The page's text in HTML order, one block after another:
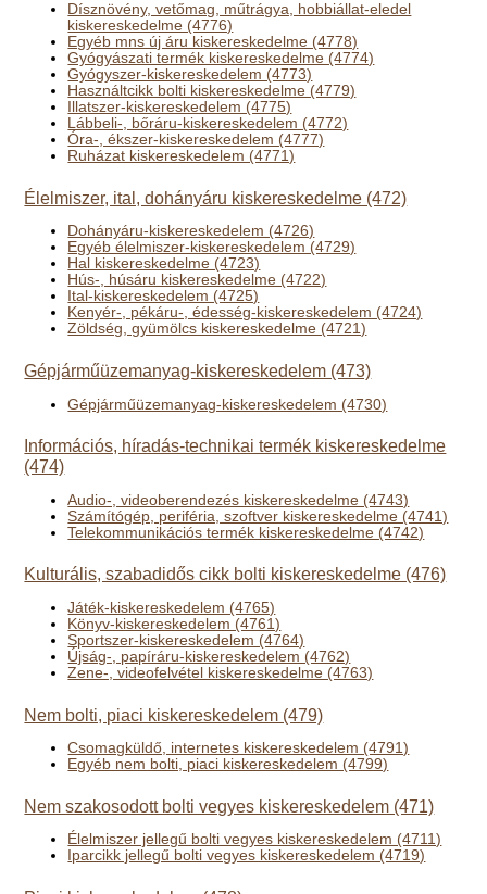
Dísznövény, vetőmag, műtrágya, hobbiállat-eledel
kiskereskedelme (4776)
Egyéb mns új áru kiskereskedelme (4778)
Gyógyászati termék kiskereskedelme (4774)
Gyógyszer-kiskereskedelem (4773)
Használtcikk bolti kiskereskedelme (4779)
Illatszer-kiskereskedelem (4775)
Lábbeli-, bőráru-kiskereskedelem (4772)
Óra-, ékszer-kiskereskedelem (4777)
Ruházat kiskereskedelem (4771)
Élelmiszer, ital, dohányáru kiskereskedelme (472)
Dohányáru-kiskereskedelem (4726)
Egyéb élelmiszer-kiskereskedelem (4729)
Hal kiskereskedelme (4723)
Hús-, húsáru kiskereskedelme (4722)
Ital-kiskereskedelem (4725)
Kenyér-, pékáru-, édesség-kiskereskedelem (4724)
Zöldség, gyümölcs kiskereskedelme (4721)
Gépjárműüzemanyag-kiskereskedelem (473)
Gépjárműüzemanyag-kiskereskedelem (4730)
Információs, híradás-technikai termék kiskereskedelme
(474)
Audio-, videoberendezés kiskereskedelme (4743)
Számítógép, periféria, szoftver kiskereskedelme (4741)
Telekommunikációs termék kiskereskedelme (4742)
Kulturális, szabadidős cikk bolti kiskereskedelme (476)
Játék-kiskereskedelem (4765)
Könyv-kiskereskedelem (4761)
Sportszer-kiskereskedelem (4764)
Újság-, papíráru-kiskereskedelem (4762)
Zene-, videofelvétel kiskereskedelme (4763)
Nem bolti, piaci kiskereskedelem (479)
Csomagküldő, internetes kiskereskedelem (4791)
Egyéb nem bolti, piaci kiskereskedelem (4799)
Nem szakosodott bolti vegyes kiskereskedelem (471)
Élelmiszer jellegű bolti vegyes kiskereskedelem (4711)
Iparcikk jellegű bolti vegyes kiskereskedelem (4719)